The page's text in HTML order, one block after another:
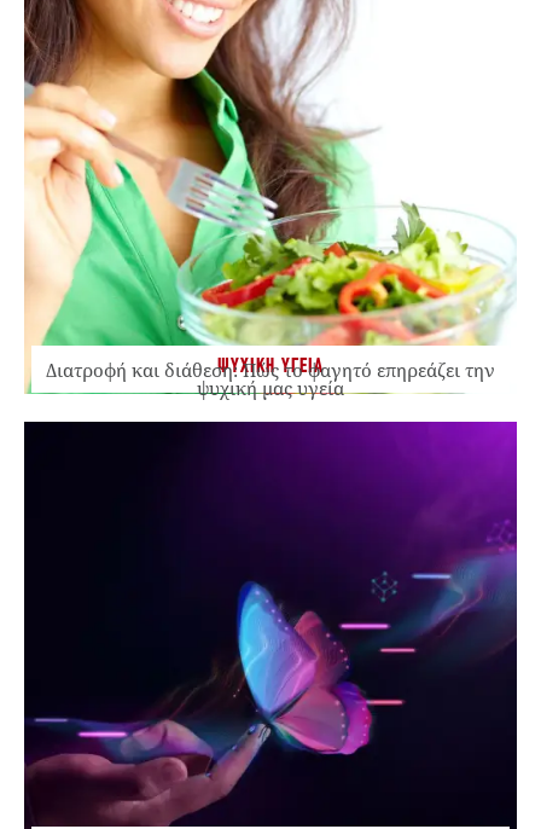
ΨΥΧΙΚΗ ΥΓΕΙΑ
Διατροφή και διάθεση: Πώς το φαγητό επηρεάζει την
ψυχική μας υγεία